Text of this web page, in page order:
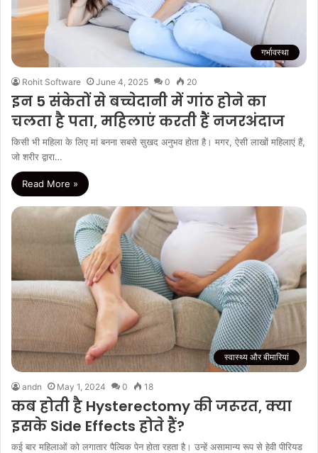
गर्भावस्था
Rohit Software June 4, 2025 0 20
इन 5 संकेतों से बच्चेदानी में गांठ होने का
चलता है पता, महिलाएं करती हैं नजरअंदाज
किसी भी महिला के लिए मां बनना सबसे सुखद अनुभव होता है। मगर, ऐसी लाखों महिलाएं हैं,
जो शरीर द्वारा…
Read More »
स्वास्थ्य और बीमारियां
andn May 1, 2024 0 18
कब होती है Hysterectomy की जरूरत, क्या
इसके Side Effects होते हैं?
कई बार महिलाओं को लगातार पैल्विक पेन होता रहता है। उन्हें असामान्य रूप से हेवी पीरियड